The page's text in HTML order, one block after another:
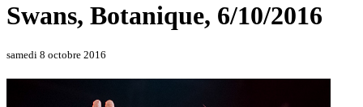
Swans, Botanique, 6/10/2016
samedi 8 octobre 2016